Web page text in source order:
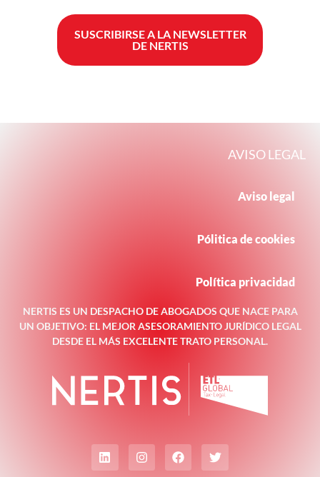
SUSCRIBIRSE A LA NEWSLETTER
DE NERTIS
NERTIS ES UN DESPACHO DE ABOGADOS QUE NACE PARA
UN OBJETIVO: EL MEJOR ASESORAMIENTO JURÍDICO LEGAL
DESDE EL MÁS EXCELENTE TRATO PERSONAL.
AVISO LEGAL
Aviso legal
Pólitica de cookies
Política privacidad